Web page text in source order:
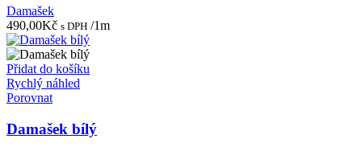
Damašek
490,00Kč s DPH /1m
Přidat do košíku
Rychlý náhled
Porovnat
Damašek bílý